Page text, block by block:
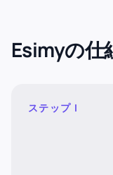
Esimyの仕
ステップ I